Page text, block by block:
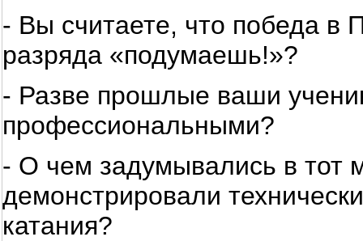
- Вы считаете, что победа в
разряда «подумаешь!»?
- Разве прошлые ваши
профессиональными?
- О чем задумывались в тот
демонстрировали
катания?